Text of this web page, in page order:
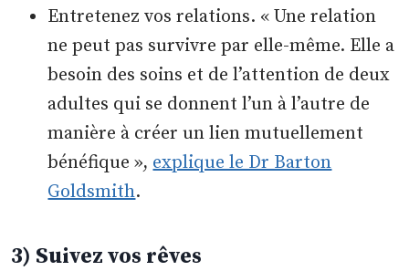
Entretenez vos relations. « Une relation
ne peut pas survivre par elle-même. Elle a
besoin des soins et de l’attention de deux
adultes qui se donnent l’un à l’autre de
manière à créer un lien mutuellement
bénéfique », explique le Dr Barton
Goldsmith.
3) Suivez vos rêves